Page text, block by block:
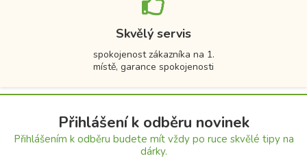
Skvělý servis
spokojenost zákazníka na 1.
místě, garance spokojenosti
Přihlášení k odběru novinek
Přihlášením k odběru budete mít vždy po ruce skvělé tipy na
dárky.